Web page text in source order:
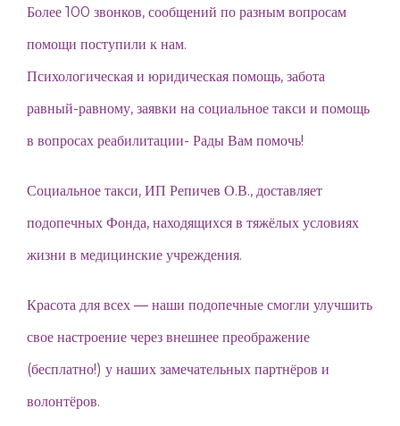
Более 100 звонков, сообщений по разным вопросам
помощи поступили к нам.
Психологическая и юридическая помощь, забота
равный-равному, заявки на социальное такси и помощь
в вопросах реабилитации- Рады Вам помочь!
Социальное такси, ИП Репичев О.В., доставляет
подопечных Фонда, находящихся в тяжёлых условиях
жизни в медицинские учреждения.
Красота для всех — наши подопечные смогли улучшить
свое настроение через внешнее преображение
(бесплатно!) у наших замечательных партнёров и
волонтёров.